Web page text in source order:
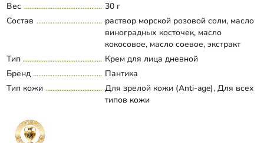
Вес
30 г
Состав
раствор морской розовой соли, масло
виноградных косточек, масло
кокосовое, масло соевое, экстракт
алоэ-вера, спирт цетеариловый,
глицерил стеарат (органический),
цетил пальмитат, глицерин
(растительный), ПЭГ-40
(гидрогенизированное касторовое
Развернуть состав
Тип
Крем для лица дневной
Бренд
Пантика
Тип кожи
Для зрелой кожи (Anti-age), Для всех
типов кожи